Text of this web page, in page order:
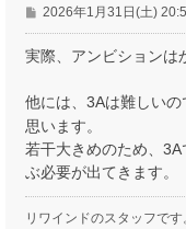
投
稿
記
2026年1月31日(土)
実際、アンビションは
他には、3Aは難しい
思います。
若干大きめのため、
ぶ必要が出てきます。
リワインドのスタッフで